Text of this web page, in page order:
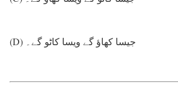
(D) جیسا کھاؤ گے ویسا کاٹو گے۔